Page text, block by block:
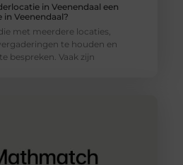
in Veenendaal een
Veenendaal?
met meerdere locaties,
te houden en
bespreken. Vaak zijn